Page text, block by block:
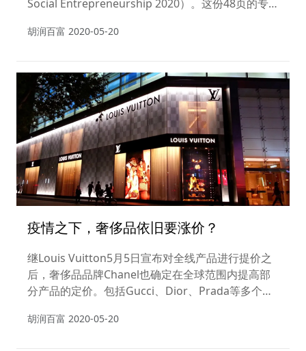
Social Entrepreneurship 2020）。这份48页的专
思所想及所行所为。
胡润百富 2020-05-20
疫情之下，奢侈品依旧要涨价？
继Louis Vuitton5月5日宣布对全线产品进行提价之
后，奢侈品品牌Chanel也确定在全球范围内提高部
分产品的定价。包括Gucci、Dior、Prada等多个品
胡润百富 2020-05-20